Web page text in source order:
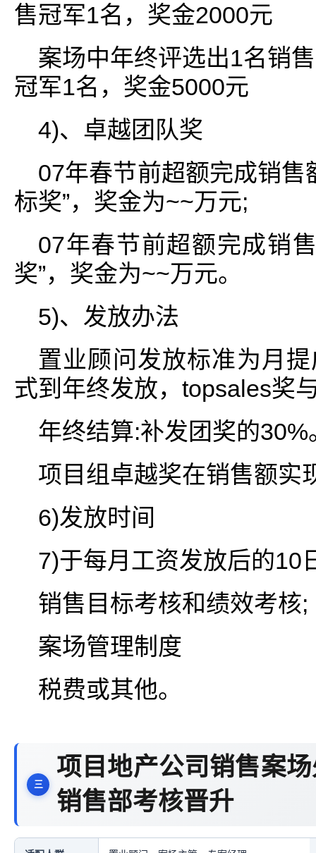
售冠军1名，奖金2000元
案场中年终评选出1名销
冠军1名，奖金5000元
4)、卓越团队奖
07年春节前超额完成销售
标奖”，奖金为~~万元;
07年春节前超额完成销
奖”，奖金为~~万元。
5)、发放办法
置业顾问发放标准为月
式到年终发放，topsales奖
年终结算:补发团奖的30%
项目组卓越奖在销售额实
6)发放时间
7)于每月工资发放后的10
销售目标考核和绩效考核;
案场管理制度
税费或其他。
项目地产公司销售案
销售部考核晋升